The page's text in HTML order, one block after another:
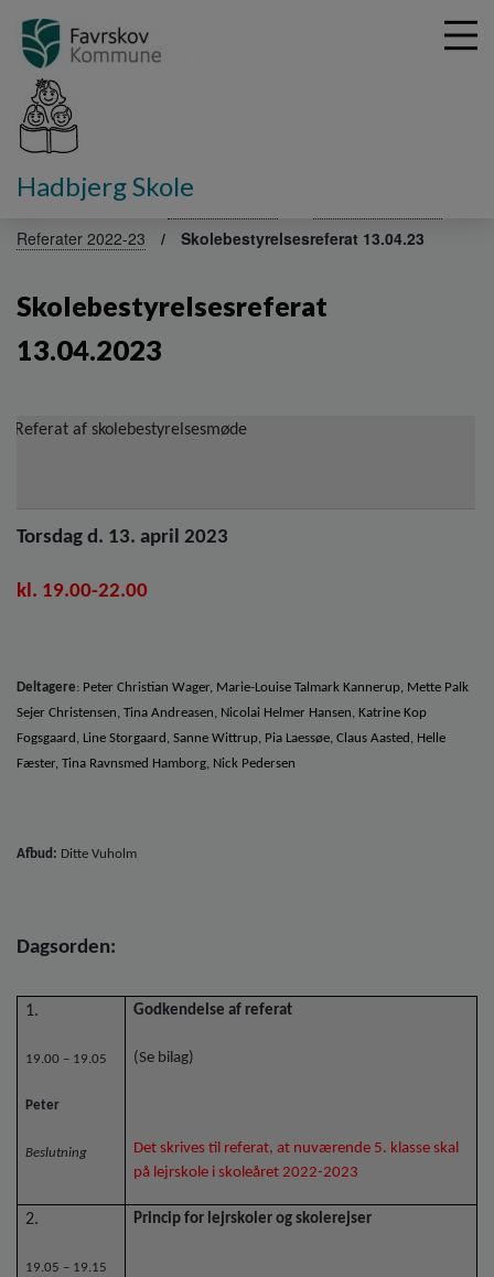
Hadbjerg Skole
Fakta om skolen
Referater 2022-23
Skolebestyrelsesreferat 13.04.23
Skolebestyrelsesreferat
13.04.2023
Referat af skolebestyrelsesmøde
Torsdag d. 13. april 2023
kl. 19.00-22.00
Deltagere: Peter Christian Wager, Marie-Louise Talmark Kannerup, Mette Palk
Sejer Christensen, Tina Andreasen, Nicolai Helmer Hansen, Katrine Kop
Fogsgaard, Line Storgaard, Sanne Wittrup, Pia Laessøe, Claus Aasted, Helle
Fæster, Tina Ravnsmed Hamborg, Nick Pedersen
Afbud: Ditte Vuholm
Dagsorden:
1.
19.00 – 19.05
Peter
Beslutning
Godkendelse af referat
(Se bilag)
Det skrives til referat, at nuværende 5. klasse skal
på lejrskole i skoleåret 2022-2023
2.
19.05 – 19.15
Princip for lejrskoler og skolerejser